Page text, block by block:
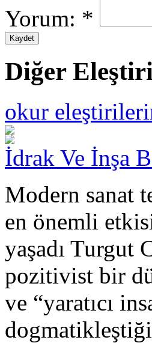
Yorum: *
Diğer Eleştiri
okur
İdrak Ve İnşa
Modern sanat
en önemli
yaşadı Turgut
pozitivist bir
ve “yaratıcı